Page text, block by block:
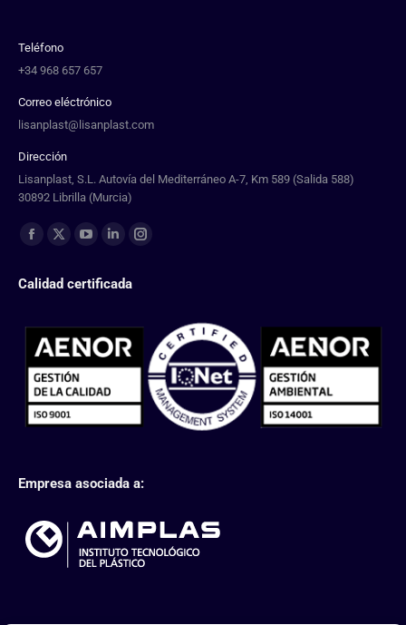
Teléfono
+34 968 657 657
Correo eléctrónico
lisanplast@lisanplast.com
Dirección
Lisanplast, S.L. Autovía del Mediterráneo A-7, Km 589 (Salida 588)
30892 Librilla (Murcia)
Find us on:
Calidad certificada
Empresa asociada a: